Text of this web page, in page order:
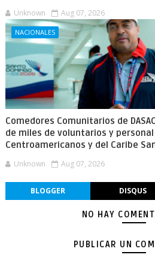
Unknown Aug 07, 2026
NACIONALES
Comedores Comunitarios de
de miles de voluntarios y personal
Centroamericanos y del Caribe
Unknown Aug 07, 2026
BLOGGER DISQUS
NO HAY
PUBLICAR UN